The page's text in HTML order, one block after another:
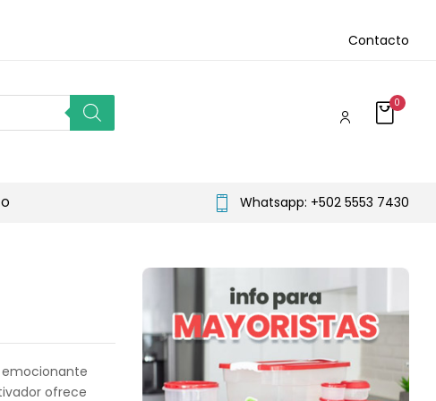
Contacto
0
Whatsapp: +502 5553 7430
emocionante
ofrece